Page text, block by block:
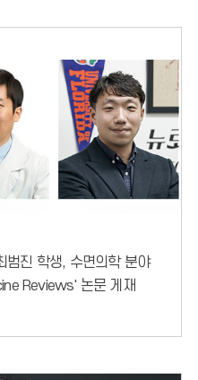
범진 학생, 수면의학 분야
Reviews' 논문 게재